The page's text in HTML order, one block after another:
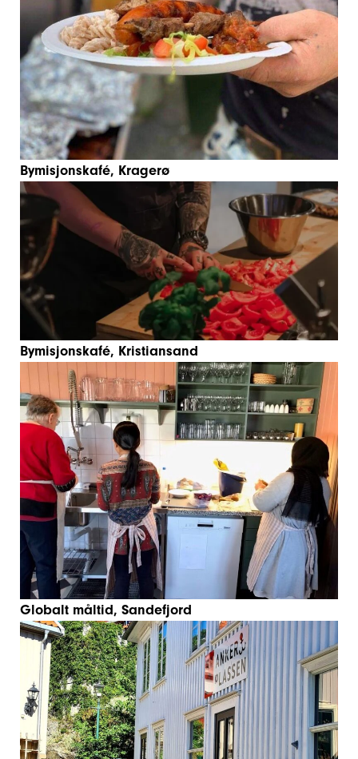
Bymisjonskafé, Kragerø
Bymisjonskafé, Kristiansand
Globalt måltid, Sandefjord